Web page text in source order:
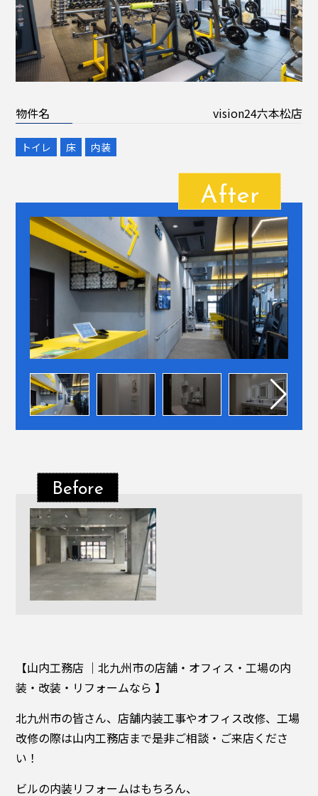
物件名 vision24六本松店
トイレ 床 内装
After
Before
【山内工務店 ｜北九州市の店舗・オフィス・工場の内
装・改装・リフォームなら 】
北九州市の皆さん、店舗内装工事やオフィス改修、工場
改修の際は山内工務店まで是非ご相談・ご来店くださ
い！
ビルの内装リフォームはもちろん、